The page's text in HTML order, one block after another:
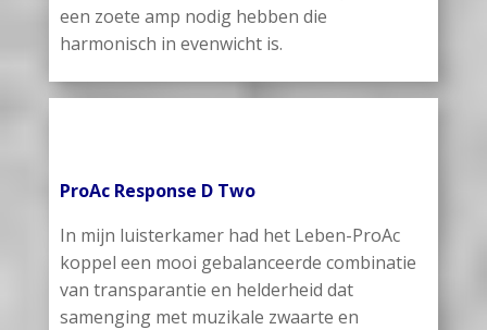
een zoete amp nodig hebben die
harmonisch in evenwicht is.
ProAc Response D Two
In mijn luisterkamer had het Leben-ProAc
koppel een mooi gebalanceerde combinatie
van transparantie en helderheid dat
samenging met muzikale zwaarte en